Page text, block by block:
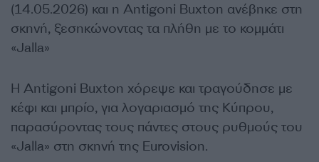
(14.05.2026) και η Antigoni Buxton ανέβηκε στη
σκηνή, ξεσηκώνοντας τα πλήθη με το κομμάτι
«Jalla»
Η Αntigoni Buxton χόρεψε και τραγούδησε με
κέφι και μπρίο, για λογαριασμό της Κύπρου,
παρασύροντας τους πάντες στους ρυθμούς του
«Jalla» στη σκηνή της Eurovision.